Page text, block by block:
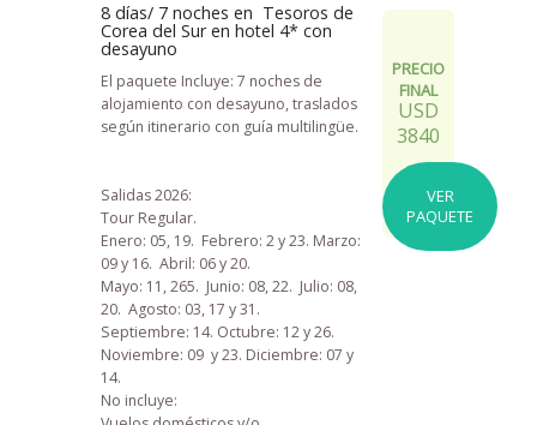
8 días/ 7 noches en Tesoros de
Corea del Sur en hotel 4* con
desayuno
El paquete Incluye: 7 noches de
alojamiento con desayuno, traslados
según itinerario con guía multilingüe.
Salidas 2026:
Tour Regular.
Enero: 05, 19. Febrero: 2 y 23. Marzo:
09 y 16. Abril: 06 y 20.
Mayo: 11, 265. Junio: 08, 22. Julio: 08,
20. Agosto: 03, 17 y 31.
Septiembre: 14. Octubre: 12 y 26.
Noviembre: 09 y 23. Diciembre: 07 y
14.
No incluye:
PRECIO
FINAL
USD
3840
VER
PAQUETE